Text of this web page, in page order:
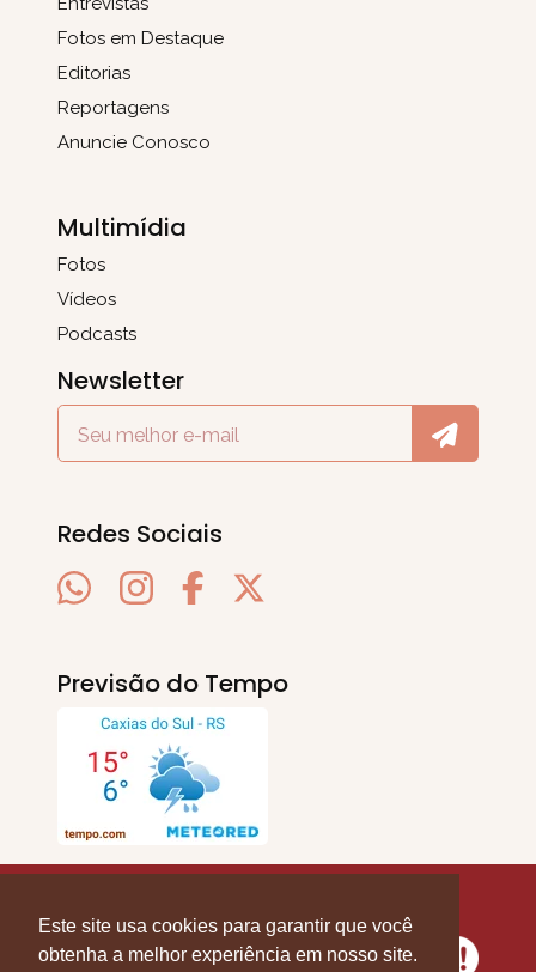
Este site usa cookies para garantir que você
obtenha a melhor experiência em nosso site.
Fotos em Destaque
Editorias
Reportagens
Anuncie Conosco
Multimídia
Fotos
Vídeos
Podcasts
Newsletter
Redes Sociais
Previsão do Tempo
Direitos Reservados.